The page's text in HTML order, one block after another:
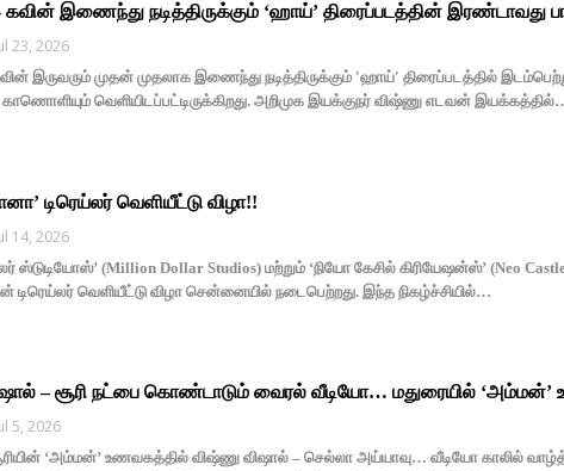
கவின் இணைந்து நடித்திருக்கும் ‘ஹாய்’ திரைப்படத்தின் இரண்டாவது
23, 2026
இருவரும் முதன் முதலாக இணைந்து நடித்திருக்கும் 'ஹாய்' திரைப்படத்தில்
வெளியிடப்பட்டிருக்கிறது. அறிமுக இயக்குநர் விஷ்ணு எடவன்
டிரெய்லர் வெளியீட்டு விழா!!
14, 2026
ஸ்டுடியோஸ்’ (Million Dollar Studios) மற்றும் ‘நியோ கேசில் கிரியேஷன்ஸ்’ (Neo
டிரெய்லர் வெளியீட்டு விழா சென்னையில் நடைபெற்றது. இந்த நிகழ்ச்சியில்…
– சூரி நட்பை கொண்டாடும் வைரல் வீடியோ… மதுரையில்
5, 2026
‘அம்மன்’ உணவகத்தில் விஷ்ணு விஷால் – செல்லா அய்யாவு… வீடியோ காலில்